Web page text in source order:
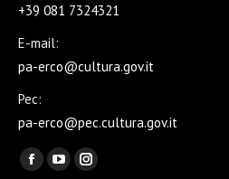
+39 081 7324321
E-mail:
pa-erco@cultura.gov.it
Pec:
pa-erco@pec.cultura.gov.it
Ci puoi trovare su:
Facebook
YouTubeInstagram